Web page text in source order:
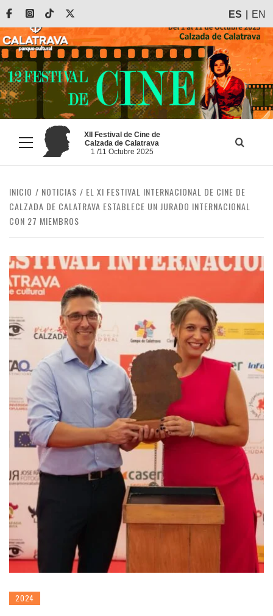
Saltar
contenido
FacebookInstagram
Tiktok ES EN
Menú
principal
XII Festival de Cine de
Calzada de Calatrava
1 /11 Octubre 2025
INICIO NOTICIAS
EL XI FESTIVAL INTERNACIONAL DE CINE DE
CALZADA DE CALATRAVA ESTABLECE UN JURADO INTERNACIONAL
CON 27 MIEMBROS
2024